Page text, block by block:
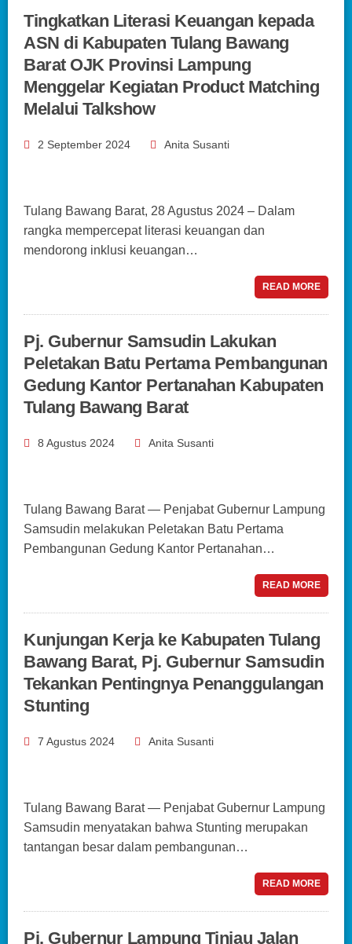
Tingkatkan Literasi Keuangan kepada
ASN di Kabupaten Tulang Bawang
Barat OJK Provinsi Lampung
Menggelar Kegiatan Product Matching
Melalui Talkshow
2 September 2024 Anita Susanti
Tulang Bawang Barat, 28 Agustus 2024 – Dalam
rangka mempercepat literasi keuangan dan
mendorong inklusi keuangan…
READ MORE
Pj. Gubernur Samsudin Lakukan
Peletakan Batu Pertama Pembangunan
Gedung Kantor Pertanahan Kabupaten
Tulang Bawang Barat
8 Agustus 2024 Anita Susanti
Tulang Bawang Barat — Penjabat Gubernur Lampung
Samsudin melakukan Peletakan Batu Pertama
Pembangunan Gedung Kantor Pertanahan…
READ MORE
Kunjungan Kerja ke Kabupaten Tulang
Bawang Barat, Pj. Gubernur Samsudin
Tekankan Pentingnya Penanggulangan
Stunting
7 Agustus 2024 Anita Susanti
Tulang Bawang Barat — Penjabat Gubernur Lampung
Samsudin menyatakan bahwa Stunting merupakan
tantangan besar dalam pembangunan…
READ MORE
Pj. Gubernur Lampung Tinjau Jalan